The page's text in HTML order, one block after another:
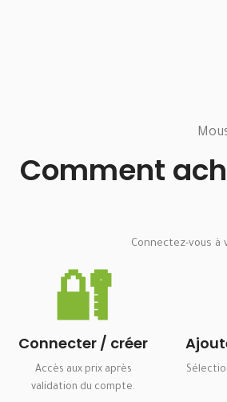
Comment
Connectez-vous
🔐
Connecter / créer
Accès aux prix après
validation du compte.